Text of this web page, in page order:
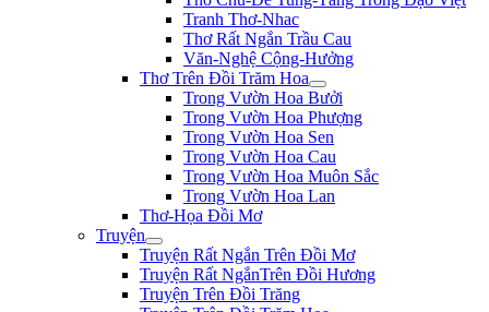
Tranh Thơ-Nhac
Thơ Rất Ngắn Trầu Cau
Văn-Nghệ Cộng-Hưởng
Thơ Trên Đồi Trăm Hoa
Trong Vườn Hoa Bưởi
Trong Vườn Hoa Phượng
Trong Vườn Hoa Sen
Trong Vườn Hoa Cau
Trong Vườn Hoa Muôn Sắc
Trong Vườn Hoa Lan
Thơ-Họa Đồi Mơ
Truyện
Truyện Rất Ngắn Trên Đồi Mơ
Truyện Rất NgắnTrên Đồi Hương
Truyện Trên Đồi Trăng